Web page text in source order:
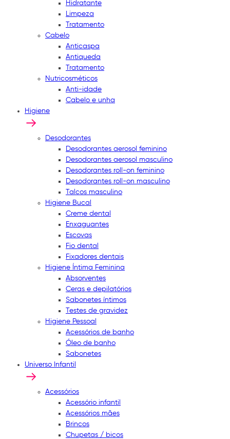
Hidratante
Limpeza
Tratamento
Cabelo
Anticaspa
Antiqueda
Tratamento
Nutricosméticos
Anti-idade
Cabelo e unha
Higiene
Desodorantes
Desodorantes aerosol feminino
Desodorantes aerosol masculino
Desodorantes roll-on feminino
Desodorantes roll-on masculino
Talcos masculino
Higiene Bucal
Creme dental
Enxaguantes
Escovas
Fio dental
Fixadores dentais
Higiene Íntima Feminina
Absorventes
Ceras e depilatórios
Sabonetes íntimos
Testes de gravidez
Higiene Pessoal
Acessórios de banho
Óleo de banho
Sabonetes
Universo Infantil
Acessórios
Acessório infantil
Acessórios mães
Brincos
Chupetas / bicos